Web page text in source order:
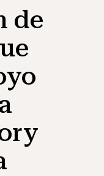
de NHD
de